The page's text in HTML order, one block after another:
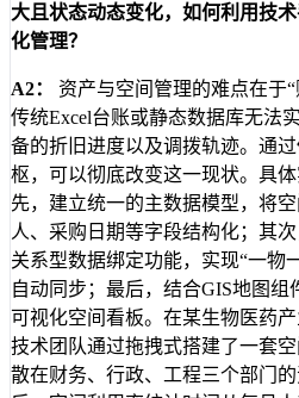
大且状态动态变化，如何利用技
化管理？
A2：
资产与空间管理的难点在于“
传统Excel台账或静态数据库无法
备的折旧进度以及调拨轨迹。通过
枢，可以彻底改变这一现状。具
先，建立统一的主数据模型，将
人、采购日期等字段结构化；其
关系型数据绑定功能，实现“一物
自动同步；最后，结合GIS地图
可视化空间看板。在某生物医药产
技术团队通过拖拽式搭建了一套
散在财务、行政、工程三个部门